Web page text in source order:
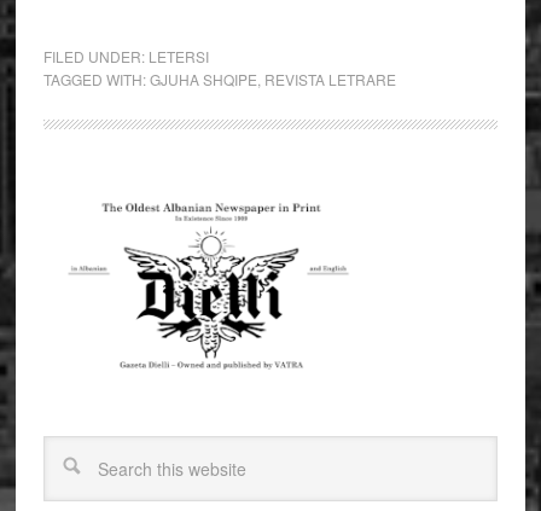
FILED UNDER: LETERSI
TAGGED WITH:GJUHA SHQIPE, REVISTA LETRARE